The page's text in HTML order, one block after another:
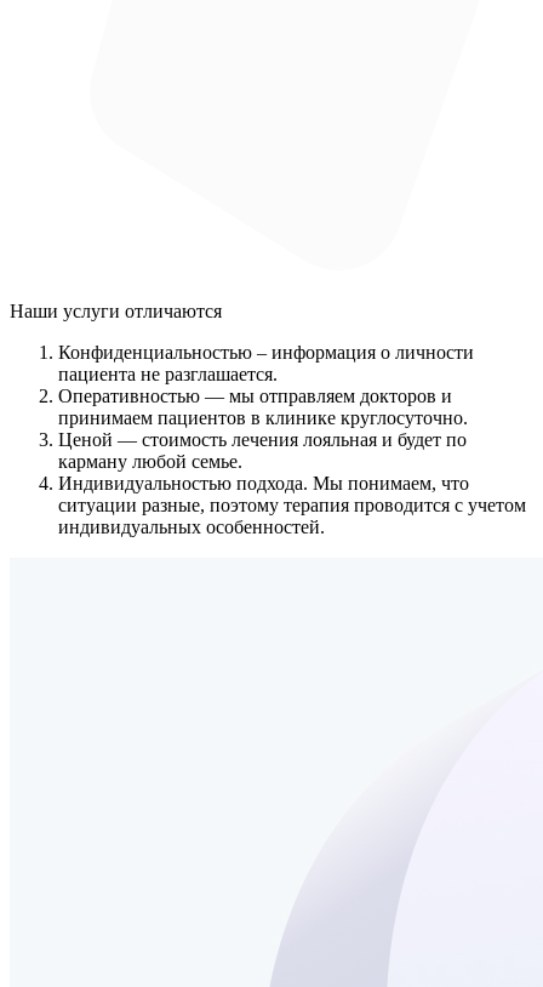
Наши услуги отличаются
Конфиденциальностью – информация о личности
пациента не разглашается.
Оперативностью — мы отправляем докторов и
принимаем пациентов в клинике круглосуточно.
Ценой — стоимость лечения лояльная и будет по
карману любой семье.
Индивидуальностью подхода. Мы понимаем, что
ситуации разные, поэтому терапия проводится с учетом
индивидуальных особенностей.